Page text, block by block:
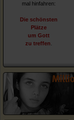
mal hinfahren:
Die schönsten
Plätze
um Gott
zu treffen